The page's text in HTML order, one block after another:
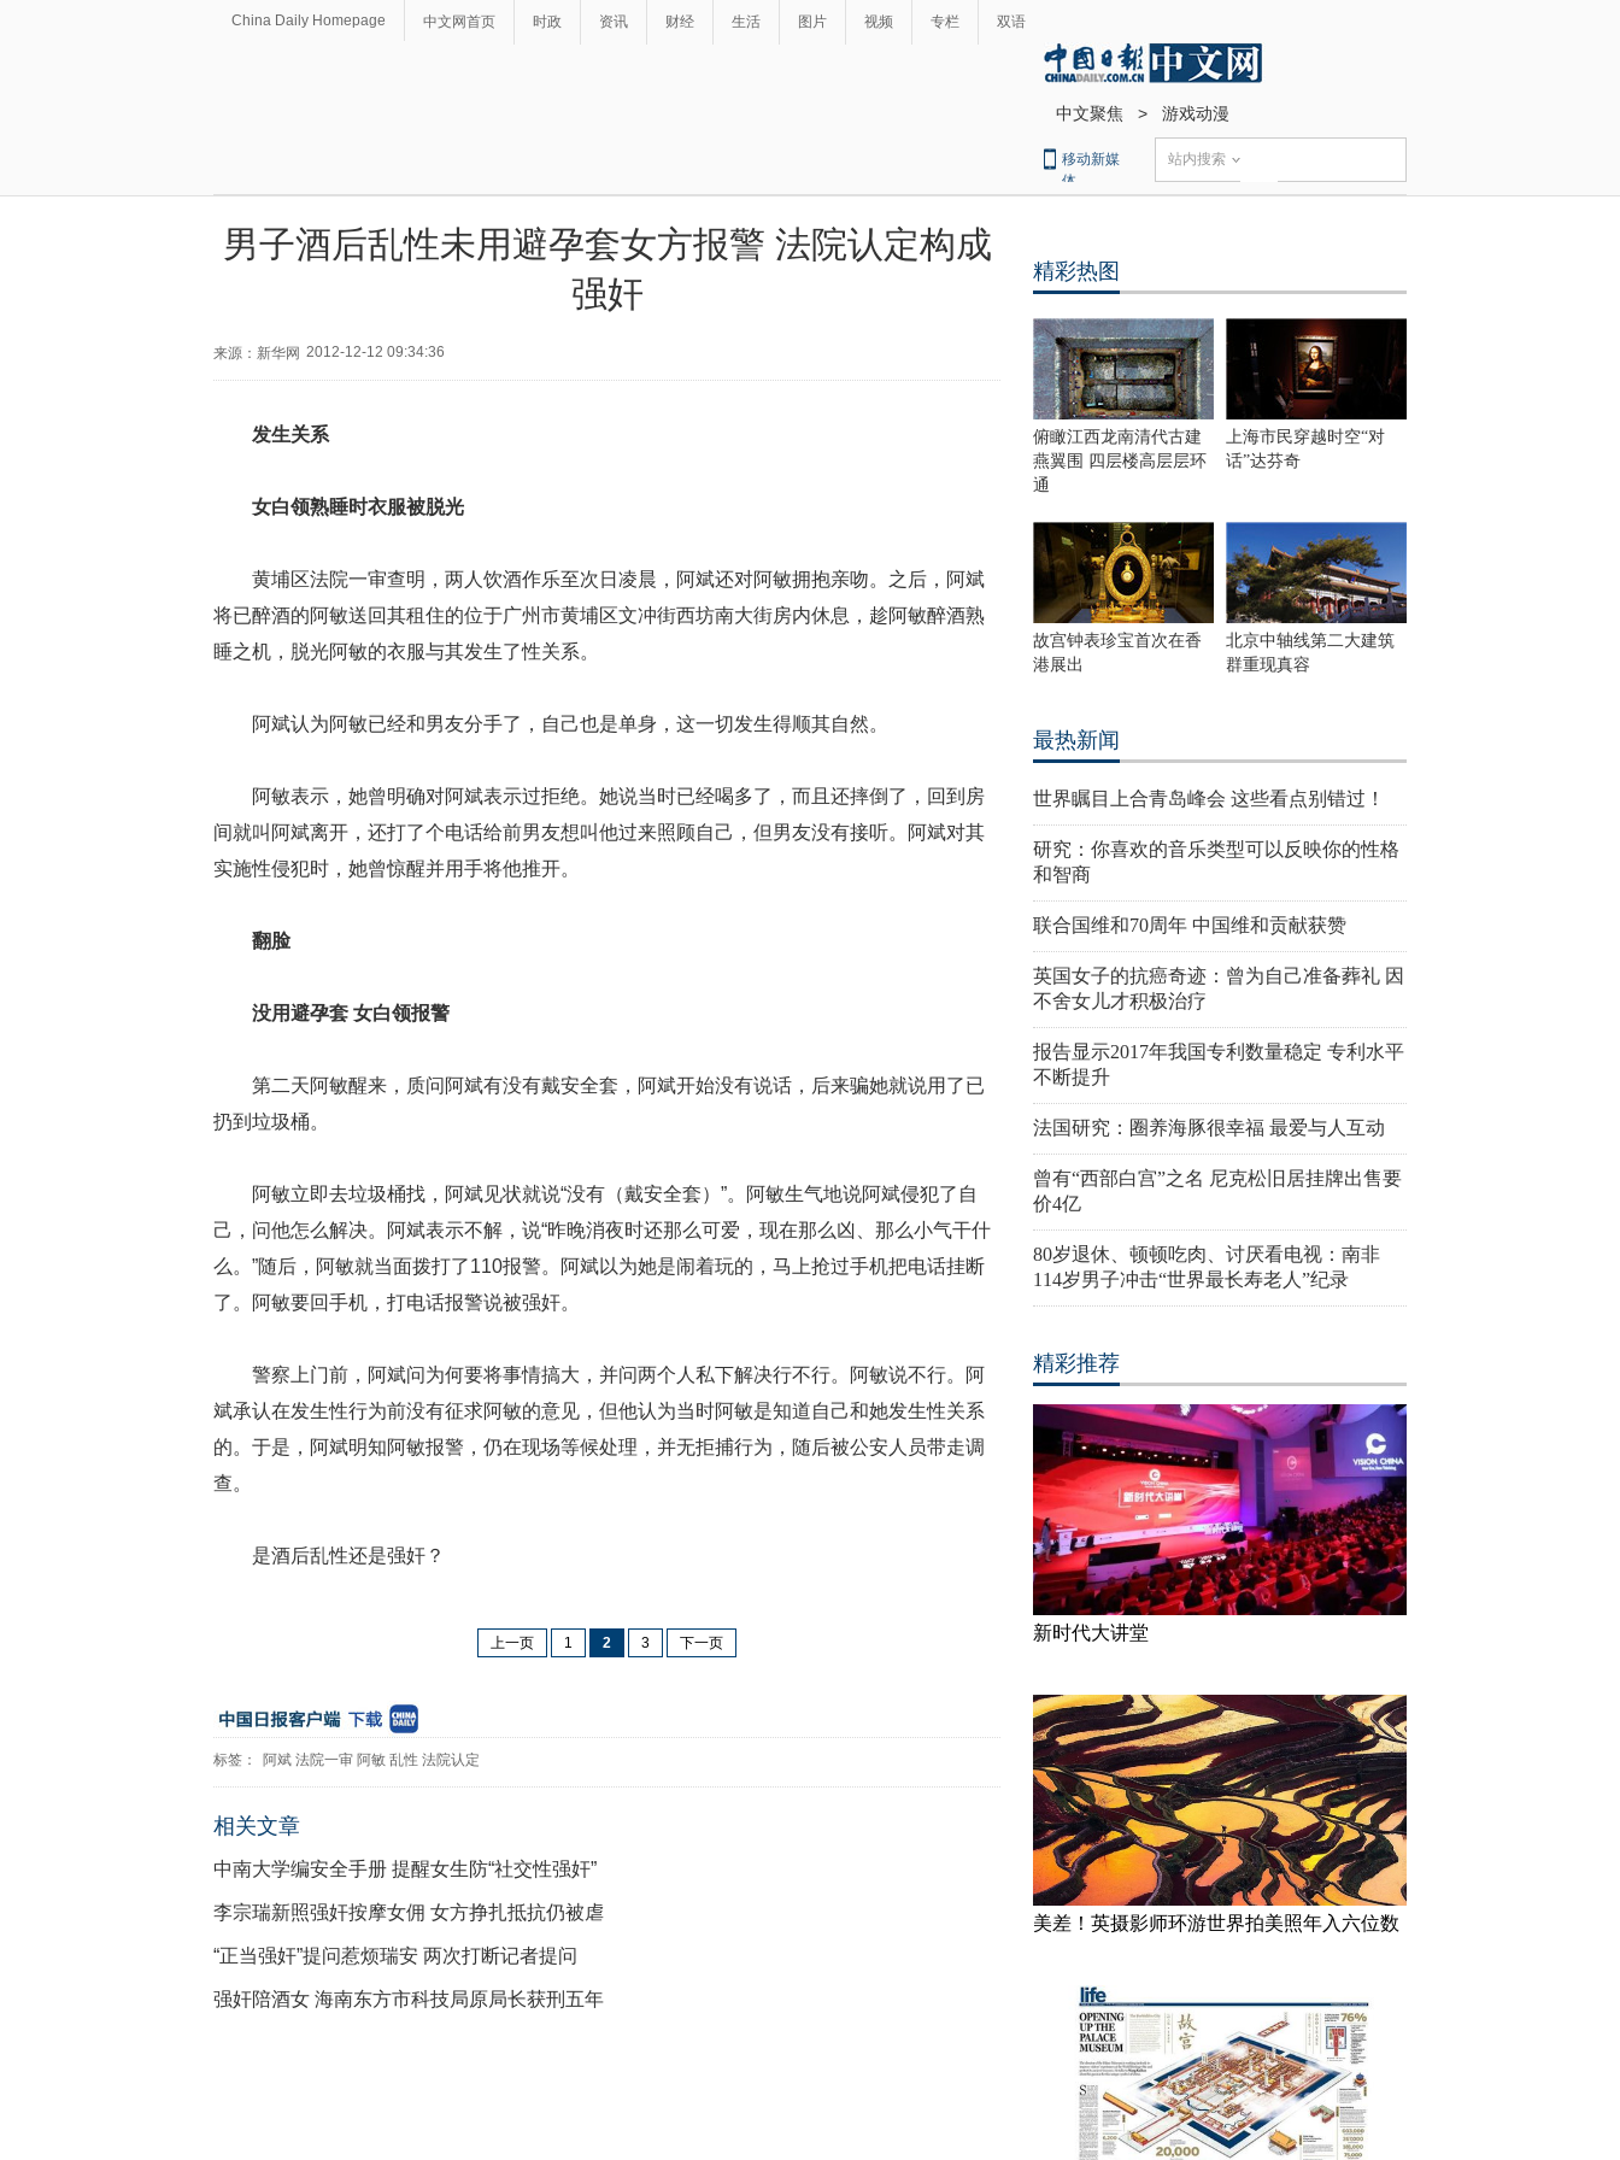
China Daily Homepage 中文网首页 时政 资讯 财经 生活 图片 视频 专栏 双语
中文聚焦 > 游戏动漫
移动新媒
体
站内搜索
男子酒后乱性未用避孕套女方报警 法院认定构成
强奸
来源：新华网 2012-12-12 09:34:36
发生关系
女白领熟睡时衣服被脱光
黄埔区法院一审查明，两人饮酒作乐至次日凌晨，阿斌还对阿敏拥抱亲吻。之后，阿斌
将已醉酒的阿敏送回其租住的位于广州市黄埔区文冲街西坊南大街房内休息，趁阿敏醉酒熟
睡之机，脱光阿敏的衣服与其发生了性关系。
阿斌认为阿敏已经和男友分手了，自己也是单身，这一切发生得顺其自然。
阿敏表示，她曾明确对阿斌表示过拒绝。她说当时已经喝多了，而且还摔倒了，回到房
间就叫阿斌离开，还打了个电话给前男友想叫他过来照顾自己，但男友没有接听。阿斌对其
实施性侵犯时，她曾惊醒并用手将他推开。
翻脸
没用避孕套 女白领报警
第二天阿敏醒来，质问阿斌有没有戴安全套，阿斌开始没有说话，后来骗她就说用了已
扔到垃圾桶。
阿敏立即去垃圾桶找，阿斌见状就说“没有（戴安全套）”。阿敏生气地说阿斌侵犯了自
己，问他怎么解决。阿斌表示不解，说“昨晚消夜时还那么可爱，现在那么凶、那么小气干什
么。”随后，阿敏就当面拨打了110报警。阿斌以为她是闹着玩的，马上抢过手机把电话挂断
了。阿敏要回手机，打电话报警说被强奸。
警察上门前，阿斌问为何要将事情搞大，并问两个人私下解决行不行。阿敏说不行。阿
斌承认在发生性行为前没有征求阿敏的意见，但他认为当时阿敏是知道自己和她发生性关系
的。于是，阿斌明知阿敏报警，仍在现场等候处理，并无拒捕行为，随后被公安人员带走调
查。
是酒后乱性还是强奸？
上一页 1 2 3 下一页
标签： 阿斌 法院一审 阿敏 乱性 法院认定
相关文章
中南大学编安全手册 提醒女生防“社交性强奸”
李宗瑞新照强奸按摩女佣 女方挣扎抵抗仍被虐
“正当强奸”提问惹烦瑞安 两次打断记者提问
强奸陪酒女 海南东方市科技局原局长获刑五年
精彩热图
俯瞰江西龙南清代古建
燕翼围 四层楼高层层环
通
上海市民穿越时空“对
话”达芬奇
故宫钟表珍宝首次在香
港展出
北京中轴线第二大建筑
群重现真容
最热新闻
世界瞩目上合青岛峰会 这些看点别错过！
研究：你喜欢的音乐类型可以反映你的性格
和智商
联合国维和70周年 中国维和贡献获赞
英国女子的抗癌奇迹：曾为自己准备葬礼 因
不舍女儿才积极治疗
报告显示2017年我国专利数量稳定 专利水平
不断提升
法国研究：圈养海豚很幸福 最爱与人互动
曾有“西部白宫”之名 尼克松旧居挂牌出售要
价4亿
80岁退休、顿顿吃肉、讨厌看电视：南非
114岁男子冲击“世界最长寿老人”纪录
精彩推荐
新时代大讲堂
美差！英摄影师环游世界拍美照年入六位数